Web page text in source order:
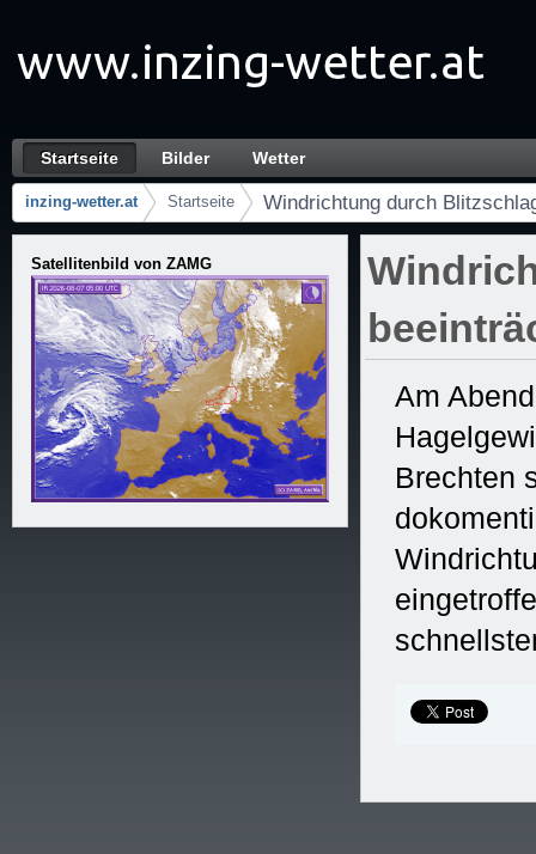
Windrichtung durch Blitzschlag
Navigáció
Startseite Bilder Wetter
Útvonal
inzing-wetter.at Startseite Windrichtung durch
Satellitenbild von ZAMG
Am
Brechten